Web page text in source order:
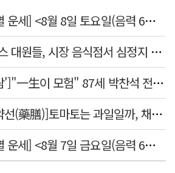
[더사주 오늘의 띠별 운세] <8월 8일 토요일(음력 6월26일)>
달서소방서 펌뷸런스 대원들, 시장 음식점서 심정지 환자 생명 살려
[털보기자의 '그사람']"一生이 모험" 87세 박찬석 전 경북대 총장
[이야기로 만나는 약선(藥膳)]토마토는 과일일까, 채소일까
[더사주 오늘의 띠별 운세] <8월 7일 금요일(음력 6월25일)>